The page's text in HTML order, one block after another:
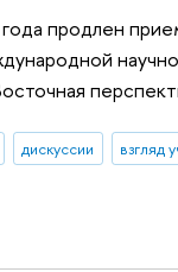
продлен
дискуссии взгляд